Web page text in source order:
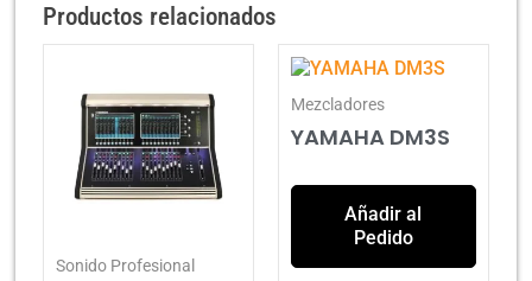
Productos relacionados
Sonido Profesional
Mezcladores
YAMAHA DM3S
Añadir al
Pedido